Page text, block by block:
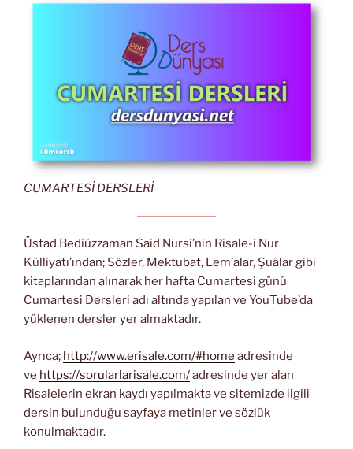
CUMARTESİ DERSLERİ
Üstad Bediüzzaman Said Nursi’nin Risale-i Nur
Külliyatı’ından; Sözler, Mektubat, Lem’alar, Şuâlar gibi
kitaplarından alınarak her hafta Cumartesi günü
Cumartesi Dersleri adı altında yapılan ve YouTube’da
yüklenen dersler yer almaktadır.
Ayrıca; http://www.erisale.com/#home adresinde
ve https://sorularlarisale.com/adresinde yer alan
Risalelerin ekran kaydı yapılmakta ve sitemizde ilgili
dersin bulunduğu sayfaya metinler ve sözlük
konulmaktadır.